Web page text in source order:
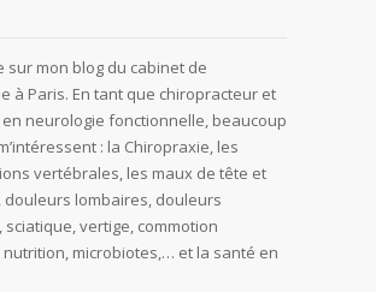
sur mon blog du cabinet de
à Paris. En tant que chiropracteur et
neurologie fonctionnelle, beaucoup
: la Chiropraxie, les
vertébrales, les maux de tête et
douleurs lombaires, douleurs
sciatique, vertige, commotion
nutrition, microbiotes,… et la santé en